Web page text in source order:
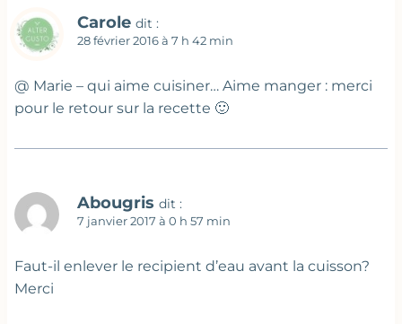
Carole dit :
28 février 2016 à 7 h 42 min
@ Marie – qui aime cuisiner… Aime manger : merci
pour le retour sur la recette 🙂
Abougris dit :
7 janvier 2017 à 0 h 57 min
Faut-il enlever le recipient d’eau avant la cuisson?
Merci